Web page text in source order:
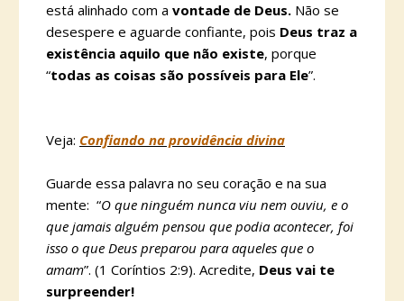
está alinhado com a vontade de Deus. Não se
desespere e aguarde confiante, pois Deus traz a
existência aquilo que não existe, porque
“todas as coisas são possíveis para Ele”.
Veja: Confiando na providência divina
Guarde essa palavra no seu coração e na sua
mente: “O que ninguém nunca viu nem ouviu, e o
que jamais alguém pensou que podia acontecer, foi
isso o que Deus preparou para aqueles que o
amam”. (1 Coríntios 2:9). Acredite, Deus vai te
surpreender!